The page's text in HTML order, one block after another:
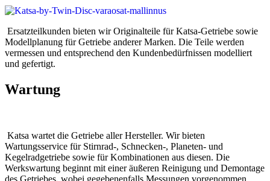
Ersatzteilkunden bieten wir Originalteile für Katsa-Getriebe sowie
Modellplanung für Getriebe anderer Marken. Die Teile werden
vermessen und entsprechend den Kundenbedürfnissen modelliert
und gefertigt.
Wartung
Katsa wartet die Getriebe aller Hersteller. Wir bieten
Wartungsservice für Stirnrad-, Schnecken-, Planeten- und
Kegelradgetriebe sowie für Kombinationen aus diesen. Die
Werkswartung beginnt mit einer äußeren Reinigung und Demontage